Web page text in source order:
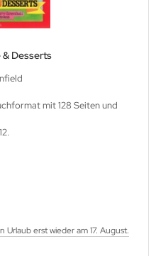
& Desserts
mit 128 Seiten und
Urlaub erst wieder am 17. August.